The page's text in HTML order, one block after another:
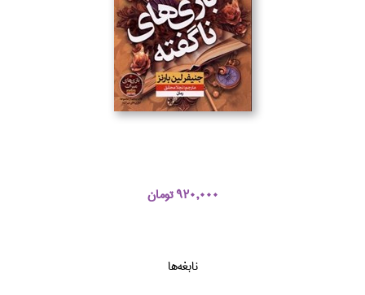
920,000 تومان
نابغه‌ها